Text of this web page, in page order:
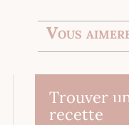
Vous
Trouver
recette